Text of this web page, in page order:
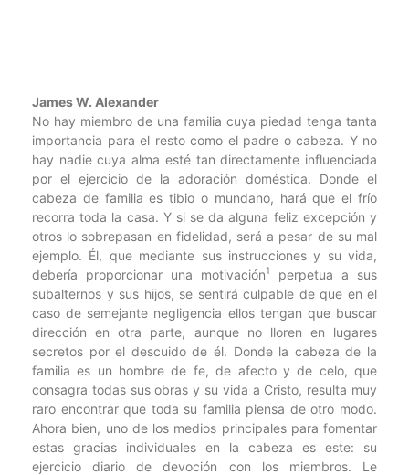
James W. Alexander
No hay miembro de una familia cuya piedad tenga tanta
importancia para el resto como el padre o cabeza. Y no
hay nadie cuya alma esté tan directamente influenciada
por el ejercicio de la adoración doméstica. Donde el
cabeza de familia es tibio o mundano, hará que el frío
recorra toda la casa. Y si se da alguna feliz excepción y
otros lo sobrepasan en fidelidad, será a pesar de su mal
ejemplo. Él, que mediante sus instrucciones y su vida,
debería proporcionar una motivación1
perpetua a sus
subalternos y sus hijos, se sentirá culpable de que en el
caso de semejante negligencia ellos tengan que buscar
dirección en otra parte, aunque no lloren en lugares
secretos por el descuido de él. Donde la cabeza de la
familia es un hombre de fe, de afecto y de celo, que
consagra todas sus obras y su vida a Cristo, resulta muy
raro encontrar que toda su familia piensa de otro modo.
Ahora bien, uno de los medios principales para fomentar
estas gracias individuales en la cabeza es este: su
ejercicio diario de devoción con los miembros. Le